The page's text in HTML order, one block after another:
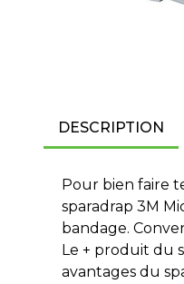
DESCRIPTION
Pour bien faire
sparadrap 3M
bandage.
Le + produit du
avantages du